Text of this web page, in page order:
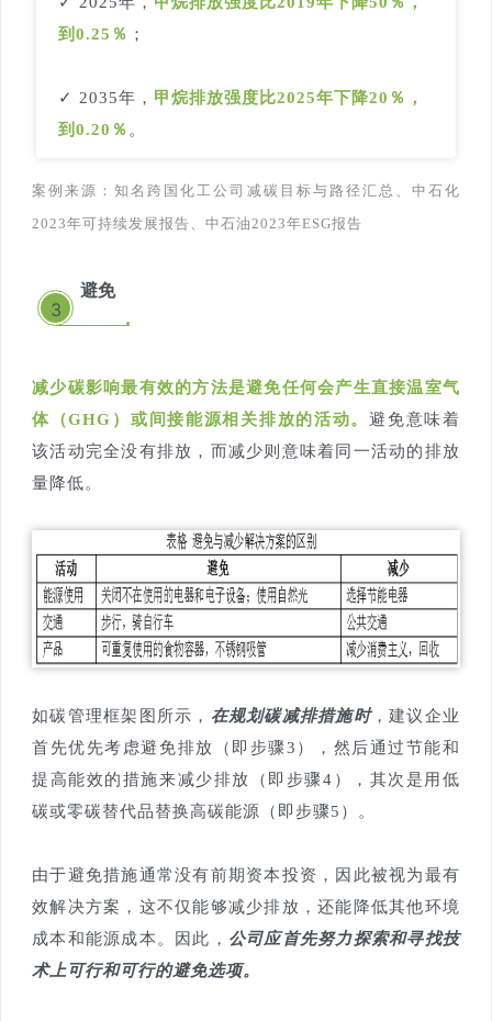
到0.25％ ；
✓ 2035年， 甲烷排放强度比2025年下降20％，
到0.20％。
案例来源：知名跨国化工公司减碳目标与路径汇总、 中石化
2023年可持续发展报告、中石油2023年ESG报告
避免
3
减少碳影响最有效的方法是避免任何会产生直接温室气
体（GHG）或间接能源相关排放的活动。避免意味着
该活动完全没有排放，而减少则意味着同一活动的排放
量降低。
如碳管理框架图所示， 在规划碳减排措施时，建议企业
首先优先考虑避免排放（即步骤3），然后通过节能和
提高能效的措施来减少排放（即步骤4），其次是用低
碳或零碳替代品替换高碳能源（即步骤5）。
由于避免措施通常没有前期资本投资，因此被视为最有
效解决方案，这不仅能够减少排放，还能降低其他环境
成本和能源成本。因此， 公司应首先努力探索和寻找技
术上可行和可行的避免选项。